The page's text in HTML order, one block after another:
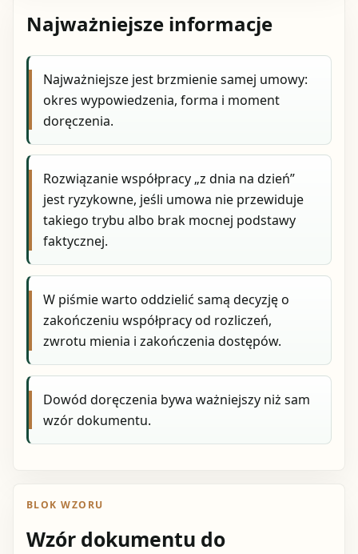
Najważniejsze informacje
Najważniejsze jest brzmienie samej umowy:
okres wypowiedzenia, forma i moment
doręczenia.
Rozwiązanie współpracy „z dnia na dzień”
jest ryzykowne, jeśli umowa nie przewiduje
takiego trybu albo brak mocnej podstawy
faktycznej.
W piśmie warto oddzielić samą decyzję o
zakończeniu współpracy od rozliczeń,
zwrotu mienia i zakończenia dostępów.
Dowód doręczenia bywa ważniejszy niż sam
wzór dokumentu.
BLOK WZORU
Wzór dokumentu do